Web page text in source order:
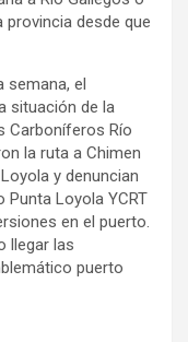
provincia desde que
semana, el
situación de la
Carboníferos Río
la ruta a Chimen
y denuncian
Loyola YCRT
en el puerto.
llegar las
puerto